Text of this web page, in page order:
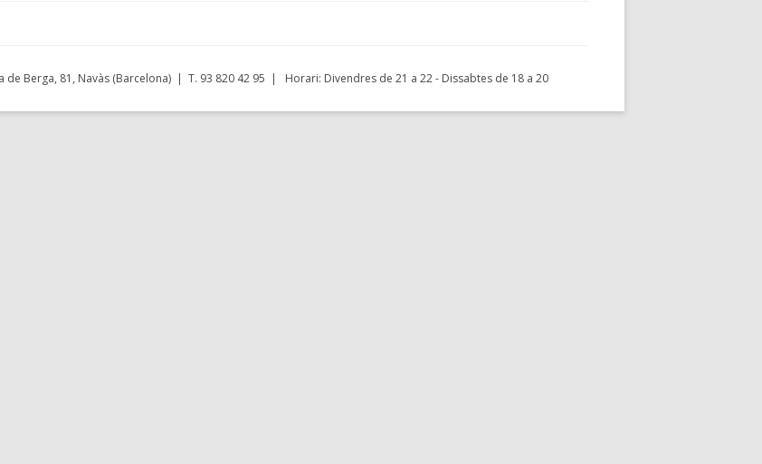
de Berga, 81, Navàs (Barcelona) | T. 93 820 42 95 | Horari: Divendres de 21 a 22 - Dissabtes de 18 a 20